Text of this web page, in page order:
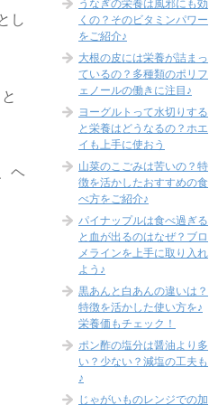
し
ヘ
うなぎの栄養は風邪にも効
くの？そのビタミンパワー
をご紹介♪
大根の皮には栄養が詰まっ
ているの？多種類のポリフ
ェノールの働きに注目♪
ヨーグルトって水切りする
と栄養はどうなるの？ホエ
イも上手に使おう
山菜のこごみは苦いの？特
徴を活かしたおすすめの食
べ方をご紹介♪
パイナップルは食べ過ぎる
と血が出るのはなぜ？ブロ
メラインを上手に取り入れ
よう♪
黒あんと白あんの違いは？
特徴を活かした使い方を♪
栄養価もチェック！
ポン酢の塩分は醤油より多
い？少ない？減塩の工夫も
♪
じゃがいものレンジでの加